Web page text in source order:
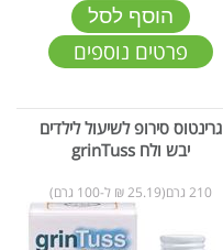
הוסף לסל
פרטים נוספים
גרינטוס סירופ לשיעול לילדים
יבש ולח grinTuss
210 גרם(25.19 ₪ ל-100 גרם)